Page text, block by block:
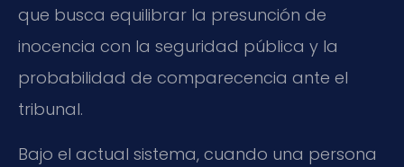
que busca equilibrar la presunción de
inocencia con la seguridad pública y la
probabilidad de comparecencia ante el
tribunal.
Bajo el actual sistema, cuando una persona